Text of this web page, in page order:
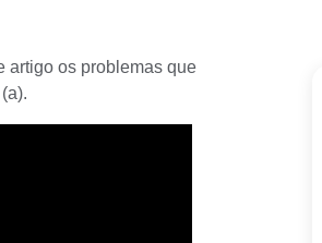
artigo os problemas que